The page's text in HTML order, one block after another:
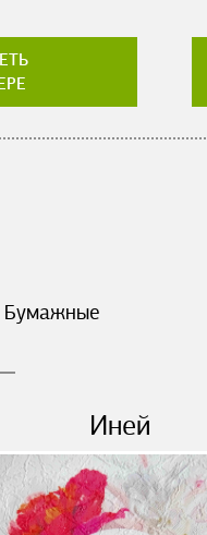
Бумажные
Иней